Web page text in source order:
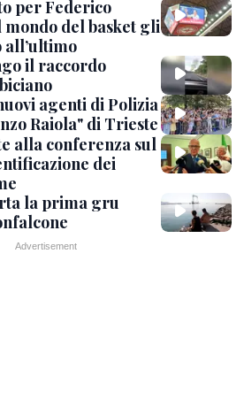
per Federico
del basket gli
all’ultimo
il raccordo
agenti di Polizia
Raiola" di Trieste
alla conferenza sul
dei
la prima gru